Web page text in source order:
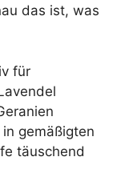
das ist, was
für
gemäßigten
täuschend